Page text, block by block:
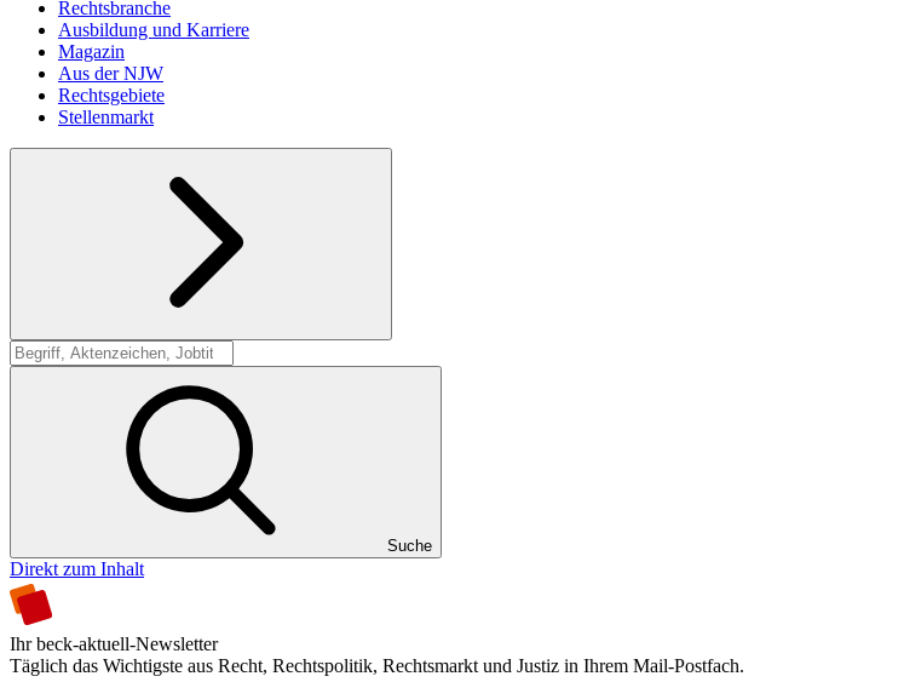
Rechtsbranche
Ausbildung und Karriere
Magazin
Aus der NJW
Rechtsgebiete
Stellenmarkt
Suche
Suche
Direkt zum Inhalt
Ihr beck-aktuell-Newsletter
Täglich das Wichtigste aus Recht, Rechtspolitik, Rechtsmarkt und Justiz in Ihrem Mail-Postfach.